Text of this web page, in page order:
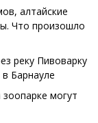
алтайские
Что произошло
реку Пивоварку
Барнауле
могут